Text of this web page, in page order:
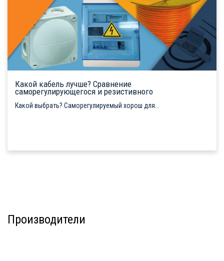
Какой кабель лучше? Сравнение
саморегулирующегося и резистивного
Какой выбрать? Саморегулируемый хорош для...
Производители